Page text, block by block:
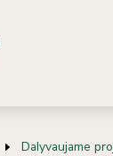
Dalyvaujame